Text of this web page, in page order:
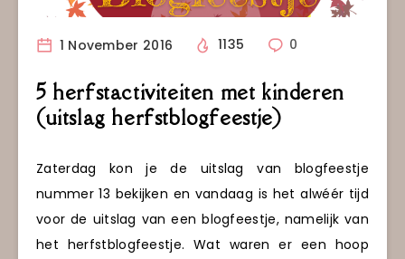
1 November 2016 1135 0
5 herfstactiviteiten met kinderen
(uitslag herfstblogfeestje)
Zaterdag kon je de uitslag van blogfeestje
nummer 13 bekijken en vandaag is het alwéér tijd
voor de uitslag van een blogfeestje, namelijk van
het herfstblogfeestje. Wat waren er een hoop